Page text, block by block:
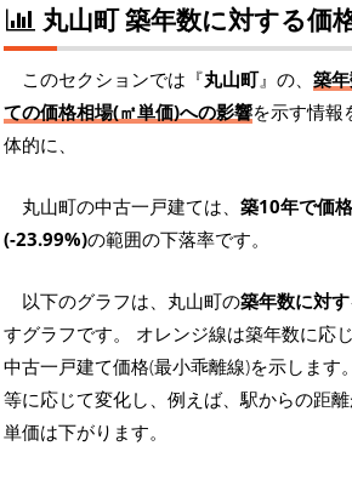
丸山町 築年数に対する価
このセクションでは『丸山町』の、 築
ての価格相場(㎡単価)への影響を示す情報
体的に、
丸山町の中古一戸建ては、 築10年で価
(-23.99%)の範囲の下落率です。
以下のグラフは、丸山町の築年数に対
すグラフです。 オレンジ線は築年数に応
中古一戸建て価格(最小乖離線)を示します
等に応じて変化し、例えば、駅からの距離
単価は下がります。